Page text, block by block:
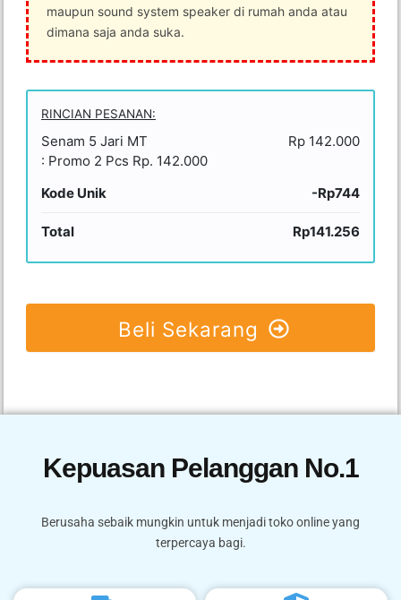
maupun sound system speaker di rumah anda atau
dimana saja anda suka.
RINCIAN PESANAN:
Senam 5 Jari MT
: Promo 2 Pcs Rp. 142.000
Rp 142.000
Kode Unik -Rp744
Total Rp141.256
Beli Sekarang
Kepuasan Pelanggan No.1
Berusaha sebaik mungkin untuk menjadi toko online yang
terpercaya bagi.